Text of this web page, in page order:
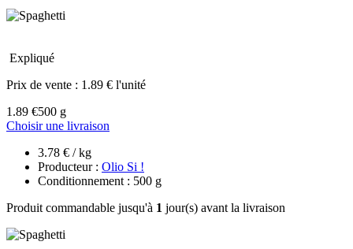
Expliqué
Prix de vente : 1.89 € l'unité
1.89 €500 g
Choisir une livraison
3.78 € / kg
Producteur : Olio Si !
Conditionnement : 500 g
Produit commandable jusqu'à 1 jour(s) avant la livraison